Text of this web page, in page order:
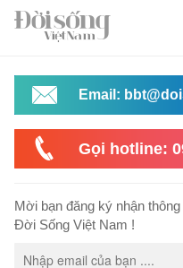
Email:
Gọi hotline:
Mời bạn đăng ký nhận
Đời Sống Việt Nam !